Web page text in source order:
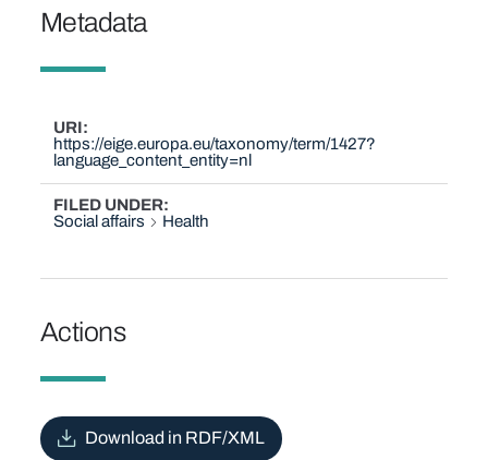
Metadata
URI
https://eige.europa.eu/taxonomy/term/1427?
language_content_entity=nl
FILED UNDER
Social affairs
Health
Actions
Download in RDF/XML